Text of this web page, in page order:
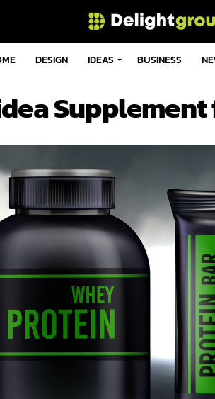
DESIGN IDEAS BUSINESS